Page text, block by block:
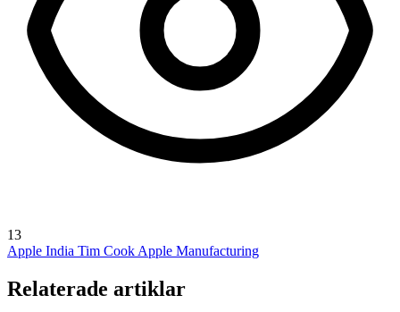
13
Apple India Tim Cook Apple Manufacturing
Relaterade artiklar